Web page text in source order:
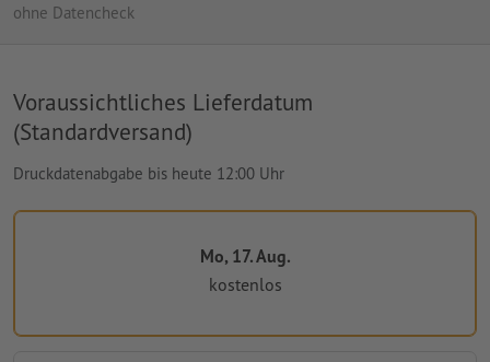
ohne Datencheck
Voraussichtliches Lieferdatum
(Standardversand)
Druckdatenabgabe bis heute 12:00 Uhr
Mo, 17. Aug.
kostenlos